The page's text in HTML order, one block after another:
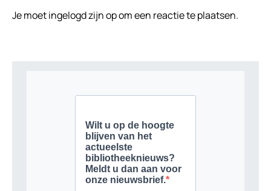
Je moetingelogd zijn opom een reactie te plaatsen.